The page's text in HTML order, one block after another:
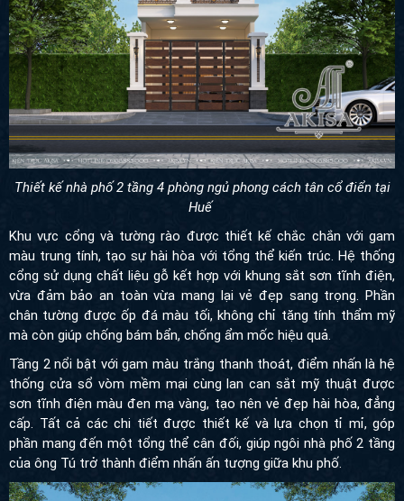
Thiết kế nhà phố 2 tầng 4 phòng ngủ phong cách tân cổ điển tại
Huế
Khu vực cổng và tường rào được thiết kế chắc chắn với gam
màu trung tính, tạo sự hài hòa với tổng thể kiến trúc. Hệ thống
cổng sử dụng chất liệu gỗ kết hợp với khung sắt sơn tĩnh điện,
vừa đảm bảo an toàn vừa mang lại vẻ đẹp sang trọng. Phần
chân tường được ốp đá màu tối, không chỉ tăng tính thẩm mỹ
mà còn giúp chống bám bẩn, chống ẩm mốc hiệu quả.
Tầng 2 nổi bật với gam màu trắng thanh thoát, điểm nhấn là hệ
thống cửa sổ vòm mềm mại cùng lan can sắt mỹ thuật được
sơn tĩnh điện màu đen mạ vàng, tạo nên vẻ đẹp hài hòa, đẳng
cấp. Tất cả các chi tiết được thiết kế và lựa chọn tỉ mỉ, góp
phần mang đến một tổng thể cân đối, giúp ngôi nhà phố 2 tầng
của ông Tú trở thành điểm nhấn ấn tượng giữa khu phố.